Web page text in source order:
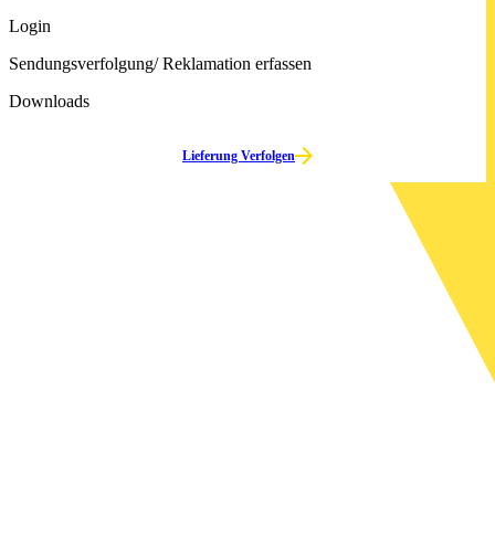
Login
Sendungs­verfolgung/ Reklamation erfassen
Downloads
Lieferung Verfolgen